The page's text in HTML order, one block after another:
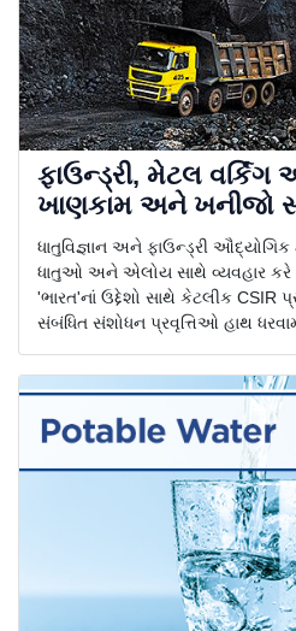
ફાઉન્ડ્રી, મેટલ
ખાણકામ અને ખનીજો
ધાતુવિજ્ઞાન અને ફાઉન્ડ્રી
ધાતુઓ અને એલોય સાથે વ્યવહાર કરે
'ભારત'નાં ઉદ્દેશો સાથે કેટલીક CSIR
સંબંધિત સંશોધન પ્રવૃત્તિઓ હાથ